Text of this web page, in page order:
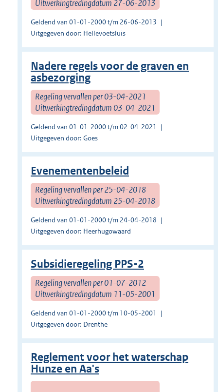
Uitwerkingtredingdatum 27-06-2013
Geldend van 01-01-2000 t/m 26-06-2013
Uitgegeven door: Hellevoetsluis
Nadere regels voor de graven en
asbezorging
Regeling vervallen per 03-04-2021
Uitwerkingtredingdatum 03-04-2021
Geldend van 01-01-2000 t/m 02-04-2021
Uitgegeven door: Goes
Evenementenbeleid
Regeling vervallen per 25-04-2018
Uitwerkingtredingdatum 25-04-2018
Geldend van 01-01-2000 t/m 24-04-2018
Uitgegeven door: Heerhugowaard
Subsidieregeling PPS-2
Regeling vervallen per 01-07-2012
Uitwerkingtredingdatum 11-05-2001
Geldend van 01-01-2000 t/m 10-05-2001
Uitgegeven door: Drenthe
Reglement voor het waterschap
Hunze en Aa's